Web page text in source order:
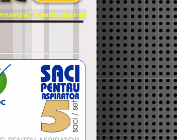
Contactati-ne!